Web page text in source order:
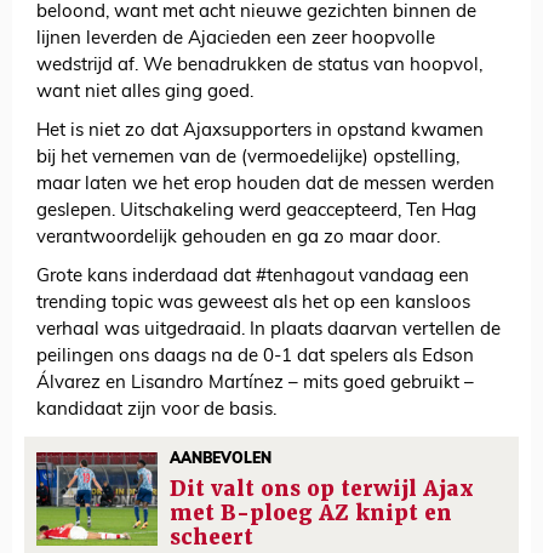
beloond, want met acht nieuwe gezichten binnen de
lijnen leverden de Ajacieden een zeer hoopvolle
wedstrijd af. We benadrukken de status van hoopvol,
want niet alles ging goed.
Het is niet zo dat Ajaxsupporters in opstand kwamen
bij het vernemen van de (vermoedelijke) opstelling,
maar laten we het erop houden dat de messen werden
geslepen. Uitschakeling werd geaccepteerd, Ten Hag
verantwoordelijk gehouden en ga zo maar door.
Grote kans inderdaad dat #tenhagout vandaag een
trending topic was geweest als het op een kansloos
verhaal was uitgedraaid. In plaats daarvan vertellen de
peilingen ons daags na de 0-1 dat spelers als Edson
Álvarez en Lisandro Martínez – mits goed gebruikt –
kandidaat zijn voor de basis.
AANBEVOLEN
Dit valt ons op terwijl Ajax
met B-ploeg AZ knipt en
scheert